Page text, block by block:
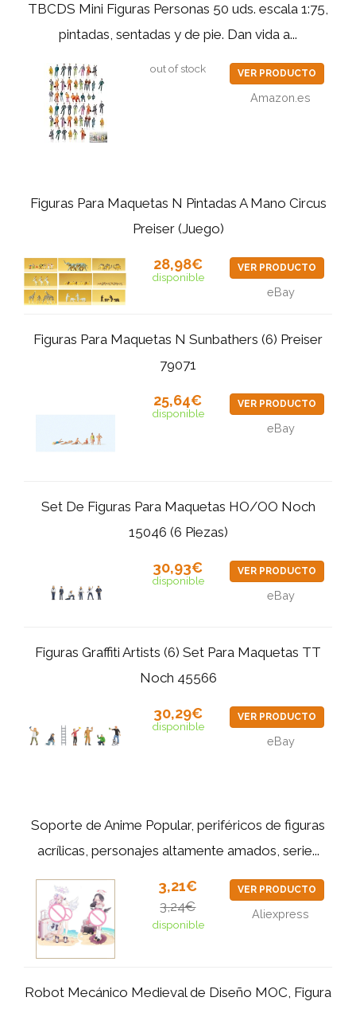
TBCDS Mini Figuras Personas 50 uds. escala 1:75,
pintadas, sentadas y de pie. Dan vida a...
out of stock VER PRODUCTO
Amazon.es
Figuras Para Maquetas N Pintadas A Mano Circus
Preiser (Juego)
28,98€
disponible
VER PRODUCTO
eBay
Figuras Para Maquetas N Sunbathers (6) Preiser
79071
25,64€
disponible
VER PRODUCTO
eBay
Set De Figuras Para Maquetas HO/OO Noch
15046 (6 Piezas)
30,93€
disponible
VER PRODUCTO
eBay
Figuras Graffiti Artists (6) Set Para Maquetas TT
Noch 45566
30,29€
disponible
VER PRODUCTO
eBay
Soporte de Anime Popular, periféricos de figuras
acrílicas, personajes altamente amados, serie...
3,21€
3,24€
disponible
VER PRODUCTO
Aliexpress
Robot Mecánico Medieval de Diseño MOC, Figura